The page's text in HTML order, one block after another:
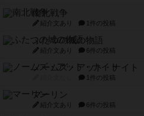
南北戦争
紹介文あり 1件の投稿
ふたつの城の物語
紹介文あり 6件の投稿
ノームズ・アット・ナイト
1件の投稿
マーリン
紹介文あり 6件の投稿